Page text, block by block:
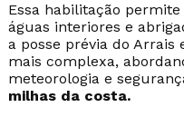
Essa habilitação
águas interiores e
a posse prévia do Arrais
mais complexa,
meteorologia e
milhas da costa.